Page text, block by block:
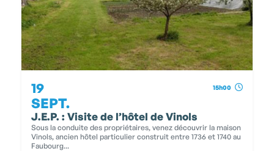
19
SEPT.
15h00
J.E.P. : Visite de l’hôtel de Vinols
Sous la conduite des propriétaires, venez découvrir la maison
Vinols, ancien hôtel particulier construit entre 1736 et 1740 au
Faubourg...